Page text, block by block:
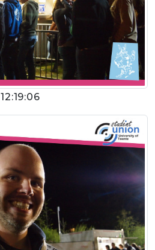
12:19:06